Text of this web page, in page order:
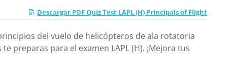
Descargar PDF Quiz Test LAPL (H) Principals of Flight
del vuelo de helicópteros de ala rotatoria
preparas para el examen LAPL (H). ¡Mejora tus